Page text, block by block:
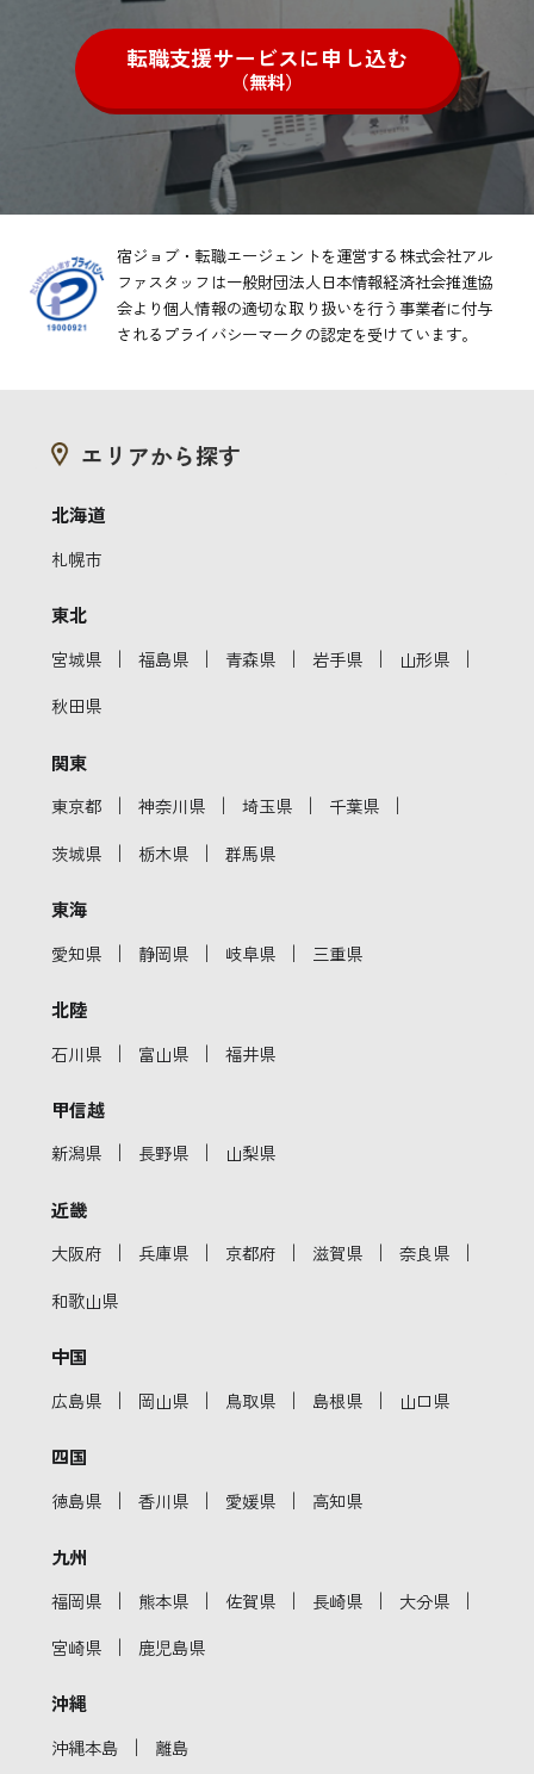
転職支援サービスに申し込む
（無料）
宿ジョブ・転職エージェントを運営する株式会社アル
ファスタッフは一般財団法人日本情報経済社会推進協
会より個人情報の適切な取り扱いを行う事業者に付与
されるプライバシーマークの認定を受けています。
エリアから探す
北海道
札幌市
東北
宮城県 ｜ 福島県 ｜ 青森県 ｜ 岩手県 ｜ 山形県 ｜
秋田県
関東
東京都 ｜ 神奈川県 ｜ 埼玉県 ｜ 千葉県 ｜
茨城県 ｜ 栃木県 ｜ 群馬県
東海
愛知県 ｜ 静岡県 ｜ 岐阜県 ｜ 三重県
北陸
石川県 ｜ 富山県 ｜ 福井県
甲信越
新潟県 ｜ 長野県 ｜ 山梨県
近畿
大阪府 ｜ 兵庫県 ｜ 京都府 ｜ 滋賀県 ｜ 奈良県 ｜
和歌山県
中国
広島県 ｜ 岡山県 ｜ 鳥取県 ｜ 島根県 ｜ 山口県
四国
徳島県 ｜ 香川県 ｜ 愛媛県 ｜ 高知県
九州
福岡県 ｜ 熊本県 ｜ 佐賀県 ｜ 長崎県 ｜ 大分県 ｜
宮崎県 ｜ 鹿児島県
沖縄
沖縄本島 ｜ 離島